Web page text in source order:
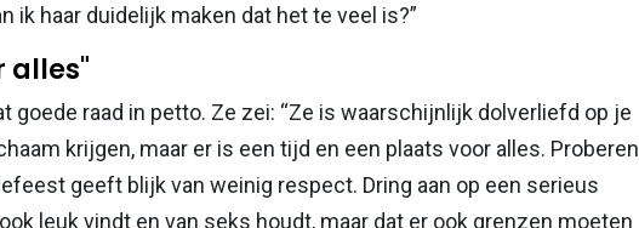
ik haar duidelijk maken dat het te veel is?”
alles"
goede raad in petto. Ze zei: “Ze is waarschijnlijk dolverliefd op je
krijgen, maar er is een tijd en een plaats voor alles. Proberen
geeft blijk van weinig respect. Dring aan op een serieus
leuk vindt en van seks houdt, maar dat er ook grenzen moeten